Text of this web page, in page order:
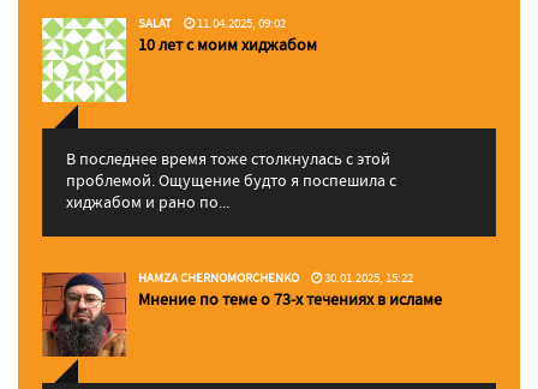
SALAT 11.04.2025, 09:02
10 лет с моим хиджабом
В последнее время тоже столкнулась с этой
проблемой. Ощущение будто я поспешила с
хиджабом и рано по...
HAMZA CHERNOMORCHENKO 30.01.2025, 15:22
Мнение по теме о 73-х течениях в исламе